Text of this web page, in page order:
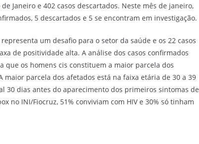
Janeiro e 402 casos descartados. Neste mês de janeiro,
5 descartados e 5 se encontram em investigação.
um desafio para o setor da saúde e os 22 casos
de positividade alta. A análise dos casos confirmados
os homens cis constituem a maior parcela dos
maior parcela dos afetados está na faixa etária de 30 a 39
30 dias antes do aparecimento dos primeiros sintomas de
no INI/Fiocruz, 51% conviviam com HIV e 30% só tinham